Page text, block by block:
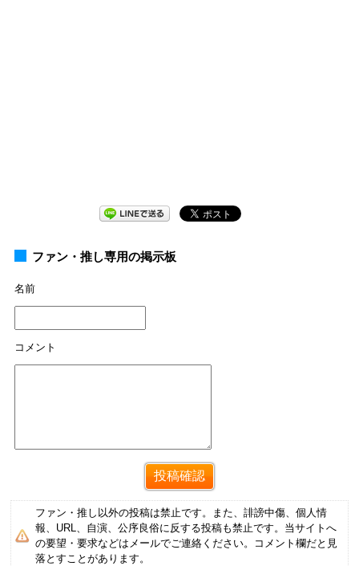
ファン・推し専用の掲示板
名前
コメント
ファン・推し以外の投稿は禁止です。また、誹謗中傷、個人情
報、URL、自演、公序良俗に反する投稿も禁止です。当サイトへ
の要望・要求などはメールでご連絡ください。コメント欄だと見
落とすことがあります。